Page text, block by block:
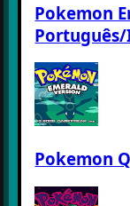
Pokemon
Pokemon